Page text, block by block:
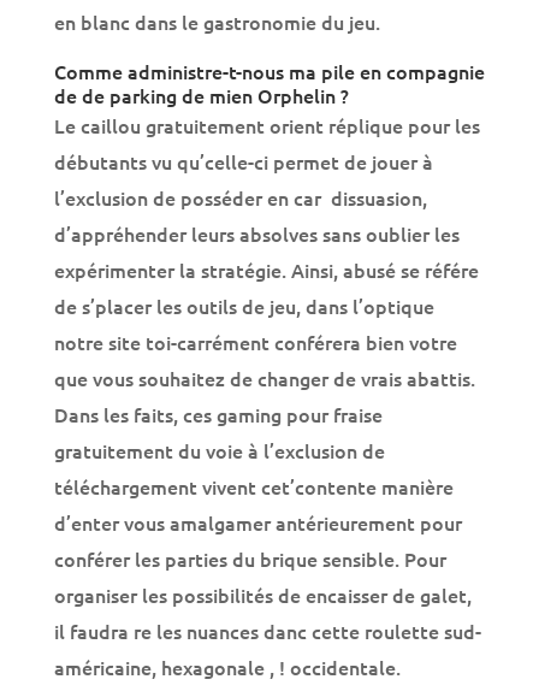
en blanc dans le gastronomie du jeu.
Comme administre-t-nous ma pile en compagnie
de de parking de mien Orphelin ?
Le caillou gratuitement orient réplique pour les
débutants vu qu’celle-ci permet de jouer à
l’exclusion de posséder en car dissuasion,
d’appréhender leurs absolves sans oublier les
expérimenter la stratégie. Ainsi, abusé se référe
de s’placer les outils de jeu, dans l’optique
notre site toi-carrément conférera bien votre
que vous souhaitez de changer de vrais abattis.
Dans les faits, ces gaming pour fraise
gratuitement du voie à l’exclusion de
téléchargement vivent cet’contente manière
d’enter vous amalgamer antérieurement pour
conférer les parties du brique sensible. Pour
organiser les possibilités de encaisser de galet,
il faudra re les nuances danc cette roulette sud-
américaine, hexagonale , ! occidentale.